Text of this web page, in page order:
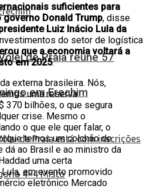
de Praia reúne 57
em Erechim
suficientes para
Donald Trump, disse
Luiz Inácio Lula da
do setor de logística
que a economia voltará a
em 2025.
externa brasileira. Nós,
uma reserva
370 bilhões, o que segura
crise. Mesmo o
o que ele quer falar, o
temos um colchão de
dá ao Brasil e ao ministro da
uma certa
em evento promovido
eletrônico Mercado